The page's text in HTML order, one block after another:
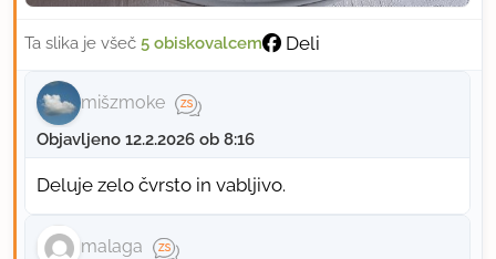
Ta slika je všeč 5 obiskovalcem Deli
mišzmoke
Objavljeno 12.2.2026 ob 8:16
Deluje zelo čvrsto in vabljivo.
malaga